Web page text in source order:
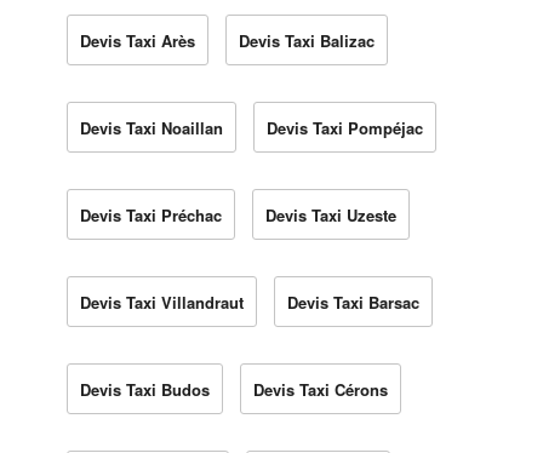
Devis Taxi Arès Devis Taxi Balizac
Devis Taxi Noaillan Devis Taxi Pompéjac
Devis Taxi Préchac Devis Taxi Uzeste
Devis Taxi Villandraut Devis Taxi Barsac
Devis Taxi Budos Devis Taxi Cérons